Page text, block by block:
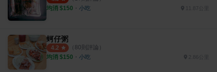
均消 $150 ・ 小吃
蚵仔粥
4.2 （ 80則評論）
均消 $150 ・ 小吃